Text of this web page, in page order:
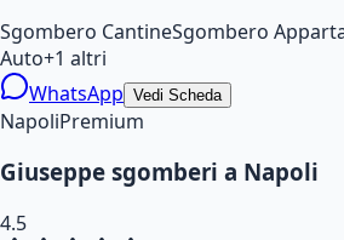
Sgombero CantineSgombero
Auto+1 altri
WhatsApp Vedi Scheda
NapoliPremium
Giuseppe sgomberi a Napoli
4.5